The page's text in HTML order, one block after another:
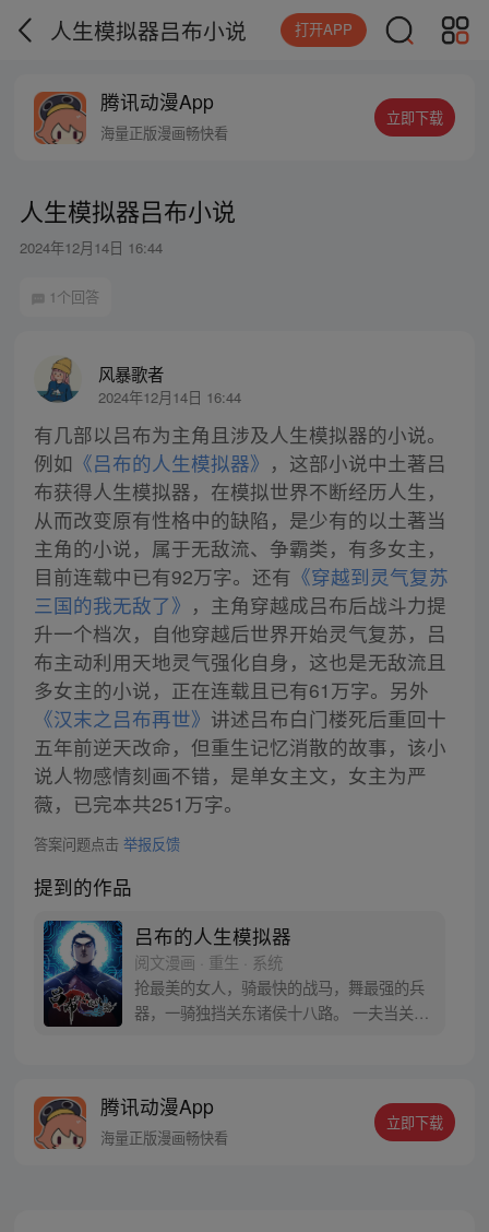
人生模拟器吕布小说 打开APP
腾讯动漫App
海量正版漫画畅快看
立即下载
人生模拟器吕布小说
2024年12月14日 16:44
1个回答
风暴歌者
2024年12月14日 16:44
有几部以吕布为主角且涉及人生模拟器的小说。
例如 《吕布的人生模拟器》 ，这部小说中土著吕
布获得人生模拟器，在模拟世界不断经历人生，
从而改变原有性格中的缺陷，是少有的以土著当
主角的小说，属于无敌流、争霸类，有多女主，
目前连载中已有92万字。还有 《穿越到灵气复苏
三国的我无敌了》 ，主角穿越成吕布后战斗力提
升一个档次，自他穿越后世界开始灵气复苏，吕
布主动利用天地灵气强化自身，这也是无敌流且
多女主的小说，正在连载且已有61万字。另外
《汉末之吕布再世》 讲述吕布白门楼死后重回十
五年前逆天改命，但重生记忆消散的故事，该小
说人物感情刻画不错，是单女主文，女主为严
薇，已完本共251万字。
答案问题点击 举报反馈
提到的作品
吕布的人生模拟器
阅文漫画 · 重生 · 系统
抢最美的女人，骑最快的战马，舞最强的兵
器，一骑独挡关东诸侯十八路。 一夫当关万
瞬息千百世轮回， 历尽沧桑，百炼成钢。 试
问现在的吕布奉先，能否抵得住‘白门楼’的宿
腾讯动漫App
海量正版漫画畅快看
立即下载